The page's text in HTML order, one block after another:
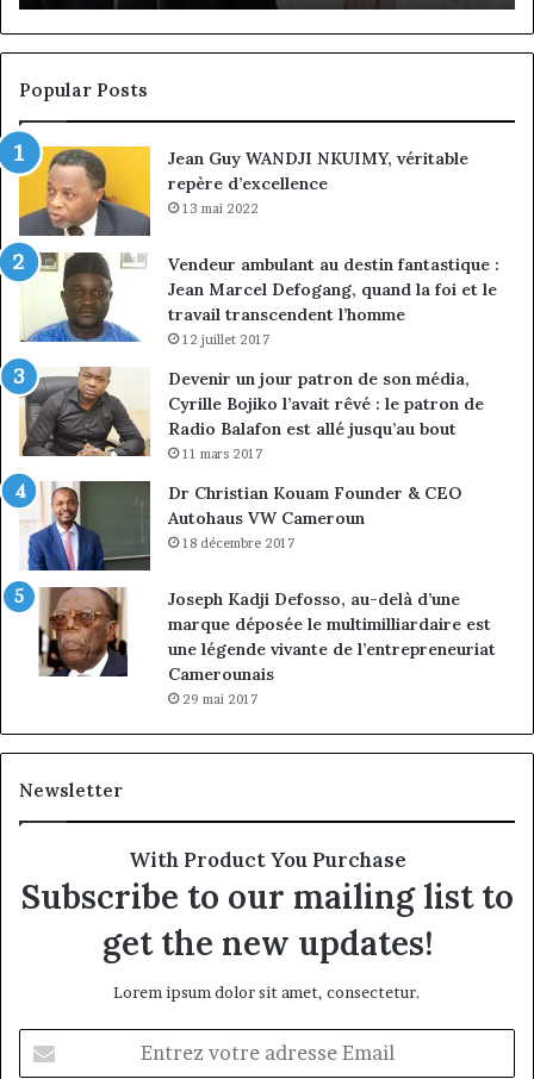
conseil,
Jean-
Emmanuel
Pondi
vice-
président
de
la
Popular Posts
Jean Guy WANDJI NKUIMY, véritable
repère d’excellence
13 mai 2022
Vendeur ambulant au destin fantastique :
Jean Marcel Defogang, quand la foi et le
travail transcendent l’homme
12 juillet 2017
Devenir un jour patron de son média,
Cyrille Bojiko l’avait rêvé : le patron de
Radio Balafon est allé jusqu’au bout
11 mars 2017
Dr Christian Kouam Founder & CEO
Autohaus VW Cameroun
18 décembre 2017
Joseph Kadji Defosso, au-delà d’une
marque déposée le multimilliardaire est
une légende vivante de l’entrepreneuriat
Camerounais
29 mai 2017
Newsletter
With Product You Purchase
Subscribe to our mailing list to
get the new updates!
Lorem ipsum dolor sit amet, consectetur.
votre